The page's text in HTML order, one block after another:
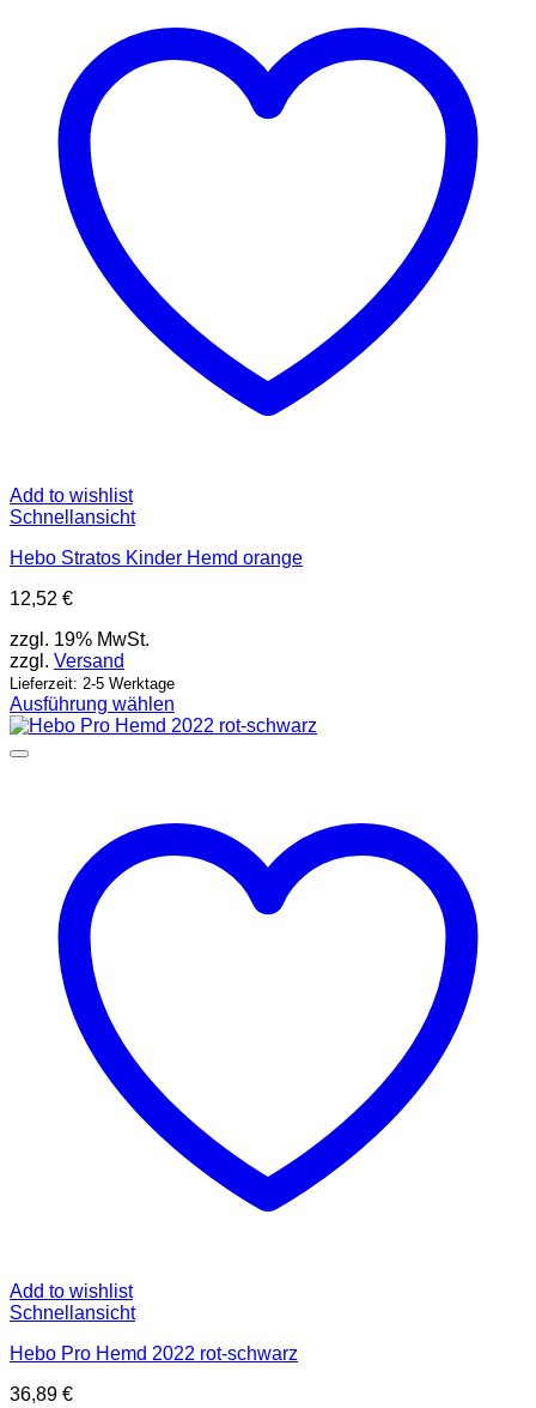
Add to wishlist
Schnellansicht
Hebo Stratos Kinder Hemd orange
12,52 €
zzgl. 19% MwSt.
zzgl. Versand
Lieferzeit: 2-5 Werktage
Ausführung wählen
Dieses
Produkt
Optionen
können
Produktseite
gewählt
werden
Add to wishlist
Schnellansicht
Hebo Pro Hemd 2022 rot-schwarz
36,89 €